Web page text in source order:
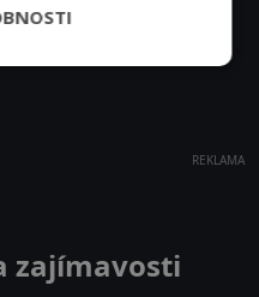
REKLAMA
zajímavosti